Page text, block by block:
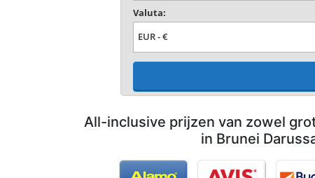
Valuta:
All-inclusive prijzen van zowel
in Brunei